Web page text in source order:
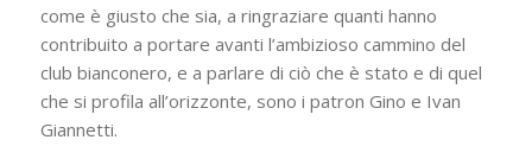
come è giusto che sia, a ringraziare quanti hanno
contribuito a portare avanti l’ambizioso cammino del
club bianconero, e a parlare di ciò che è stato e di quel
che si profila all’orizzonte, sono i patron Gino e Ivan
Giannetti.